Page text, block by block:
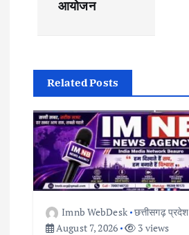
g
a
t
आयोजन
Related Posts
Imnb WebDesk छत्तीसगढ़ प्रदेश
August 7, 2026
3 views